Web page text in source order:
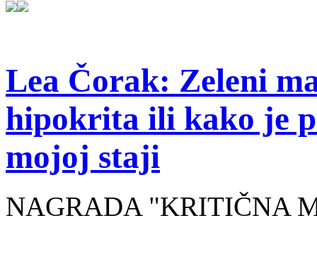
Lea Čorak: Zeleni
hipokrita ili kako je
mojoj staji
NAGRADA "KRITIČNA